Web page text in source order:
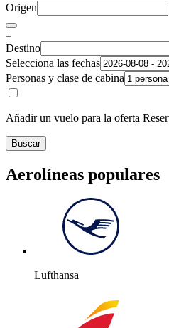
Origen
Destino
Selecciona las fechas
Personas y clase de cabina
Añadir un vuelo para la oferta
Buscar
Aerolíneas populares
Lufthansa